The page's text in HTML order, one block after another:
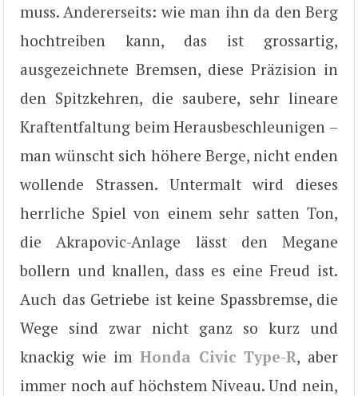
muss. Andererseits: wie man ihn da den Berg
hochtreiben kann, das ist grossartig,
ausgezeichnete Bremsen, diese Präzision in
den Spitzkehren, die saubere, sehr lineare
Kraftentfaltung beim Herausbeschleunigen –
man wünscht sich höhere Berge, nicht enden
wollende Strassen. Untermalt wird dieses
herrliche Spiel von einem sehr satten Ton,
die Akrapovic-Anlage lässt den Megane
bollern und knallen, dass es eine Freud ist.
Auch das Getriebe ist keine Spassbremse, die
Wege sind zwar nicht ganz so kurz und
knackig wie im Honda Civic Type-R, aber
immer noch auf höchstem Niveau. Und nein,